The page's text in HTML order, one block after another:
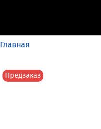
Главная
Предзаказ